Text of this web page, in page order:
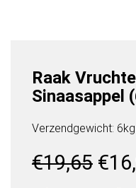
Raak
Sinaasappel
Verzendgewicht: 6kg
€19,65
prijs
€